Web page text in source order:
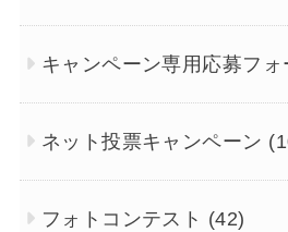
キャンペーン専用応募フォ
ネット投票キャンペーン
フォトコンテスト (42)